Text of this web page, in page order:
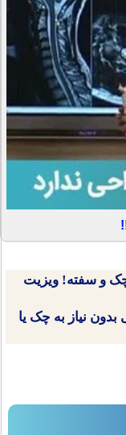
چک و سفته! ویزیت
بدون نیاز به چک یا